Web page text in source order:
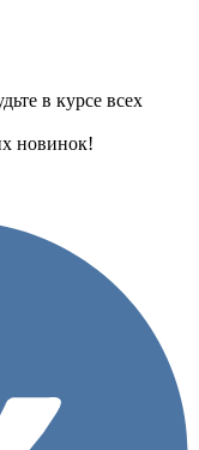
в курсе всех
новинок!